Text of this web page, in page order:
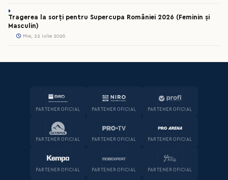
Tragerea la sorți pentru Supercupa României 2026 (Feminin și
Masculin)
Mie, 22 iulie 2026
PARTENER OFICIAL PARTENER OFICIAL PARTENER OFICIAL
PARTENER OFICIAL PARTENER OFICIAL PARTENER OFICIAL
PARTENER OFICIAL PARTENER OFICIAL PARTENER OFICIAL